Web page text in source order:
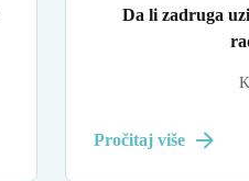
Da li zadruga
Pročitaj više